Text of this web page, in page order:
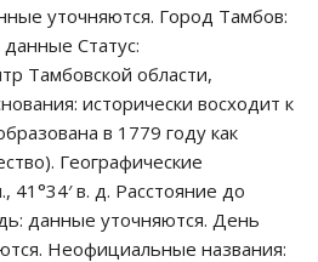
уточняются. Город Тамбов:
Статус:
Тамбовской области,
исторически восходит к
в 1779 году как
Географические
41°34′ в. д. Расстояние до
данные уточняются. День
Неофициальные названия: